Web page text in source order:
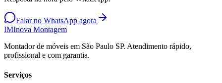
Falar no WhatsApp agora
IMInova Montagem
Montador de móveis em São Paulo SP. Atendimento rápido,
profissional e com garantia.
Serviços